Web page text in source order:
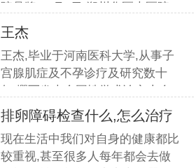
院品牌,11月5日,郑州华医大医院
组织全员开展优质服务提升培训.
本期培训邀请到职业素养与服务设
计专家
王杰
王杰,毕业于河南医科大学,从事子
宫腺肌症及不孕诊疗及研究数十
年,撰写发表全国性学术论文十余
篇.对宫、腹腔镜等微创高科技技
术诊治子宫腺肌症、石女、子宫肌
瘤、女性不孕等妇科疑难杂症有一
套成熟完整的方案,深得患者好评!
排卵障碍检查什么,怎么治疗
现在生活中我们对自身的健康都比
较重视,甚至很多人每年都会去做